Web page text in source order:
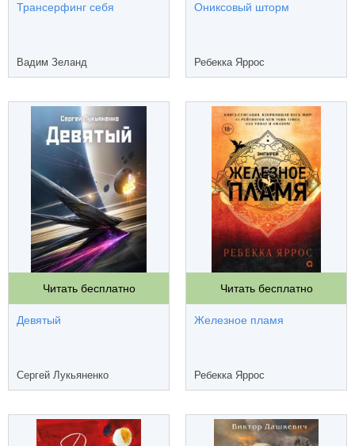
Трансерфинг себя
Вадим Зеланд
Ониксовый шторм
Ребекка Яррос
Читать бесплатно
Девятый
Сергей Лукьяненко
Читать бесплатно
Железное пламя
Ребекка Яррос